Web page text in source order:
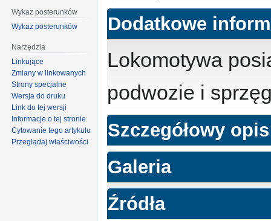
Dodatkowe
Lokomotywa
podwozie i
Szczegółowy
Galeria
Źródła
Wykaz posterunków
Wykaz posterunków
Narzędzia
Linkujące
Zmiany w linkowanych
Strony specjalne
Wersja do druku
Link do tej wersji
Informacje o tej stronie
Cytowanie tego artykułu
Przeglądaj właściwości